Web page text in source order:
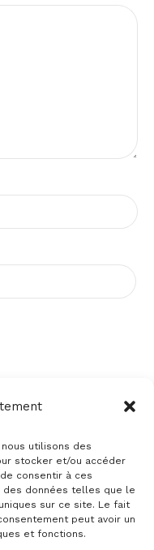
utilisons des
stocker et/ou accéder
consentir à ces
données telles que le
sur ce site. Le fait
peut avoir un
et fonctions.